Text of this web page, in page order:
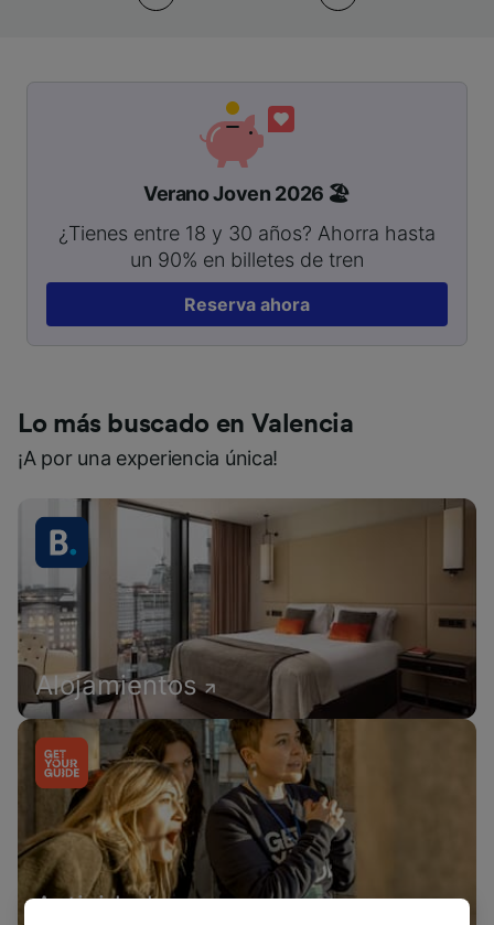
Verano Joven 2026 🏖️
¿Tienes entre 18 y 30 años? Ahorra hasta
un 90% en billetes de tren
Reserva ahora
Lo más buscado en Valencia
¡A por una experiencia única!
Alojamientos
Actividades